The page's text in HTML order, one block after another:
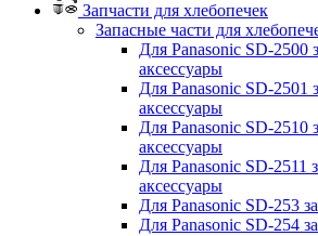
Запчасти для хлебопечек
Запасные части для
Для Panasonic SD-2500
аксессуары
Для Panasonic SD-2501
аксессуары
Для Panasonic SD-2510
аксессуары
Для Panasonic SD-2511
аксессуары
Для Panasonic SD-253
Для Panasonic SD-254